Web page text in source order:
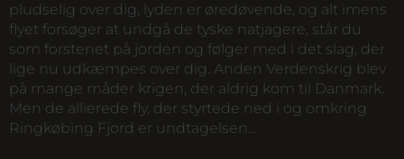
pludselig over dig, lyden er øredøvende, og alt imens
flyet forsøger at undgå de tyske natjagere, står du
som forstenet på jorden og følger med i det slag, der
lige nu udkæmpes over dig. ​Anden Verdenskrig blev
på mange måder krigen, der aldrig kom til Danmark.
Men de allierede fly, der styrtede ned i og omkring
Ringkøbing Fjord er undtagelsen…